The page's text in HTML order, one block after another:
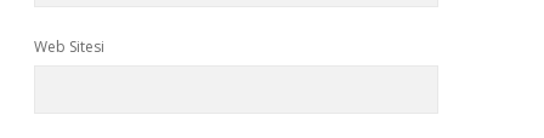
Web Sitesi